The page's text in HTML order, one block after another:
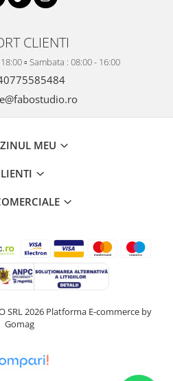
CLIENTI
▫️ Sambata : 08:00 - 16:00
MEU
SRL 2026 Platforma E-commerce by
Gomag